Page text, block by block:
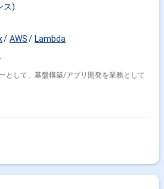
ス)
AWS
Lambda
として、基盤構築/アプリ開発を業務として